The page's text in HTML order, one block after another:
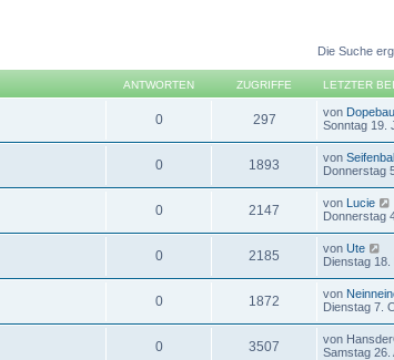
Die Suche
ANTWORTEN ZUGRIFFE LETZTER
0 297 von
Sonntag 19.
0 1893 von
Donnerstag
0 2147 von Lucie
Donnerstag
0 2185 von Ute
Dienstag
0 1872 von
Dienstag 7.
0 3507 von
Samstag 26.